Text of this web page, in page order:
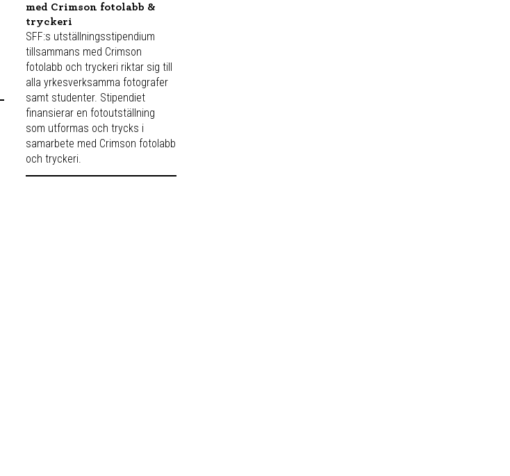
med Crimson fotolabb &
tryckeri
SFF:s utställningsstipendium
tillsammans med Crimson
fotolabb och tryckeri riktar sig till
alla yrkesverksamma fotografer
samt studenter. Stipendiet
finansierar en fotoutställning
som utformas och trycks i
samarbete med Crimson fotolabb
och tryckeri.